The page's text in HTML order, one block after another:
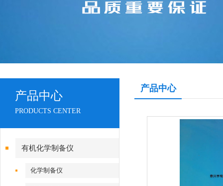
产品中心
PRODUCTS CENTER
有机化学制备仪
化学制备仪
产品中心